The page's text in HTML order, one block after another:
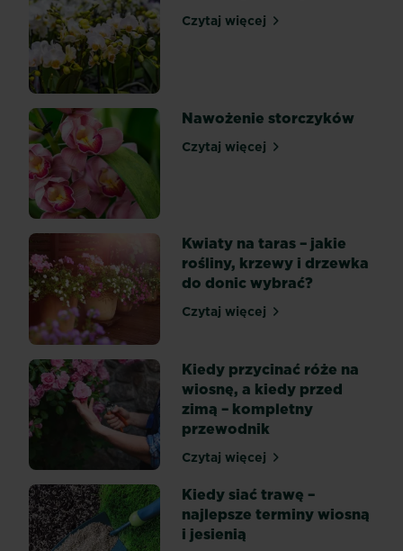
grzybowych,
wirusowych
czy
bakteryjnych.
Większość
z
nich
spowodowanych
jest
błędami
w
pielęgnacji.
nie
uda
nam
się
ich
uniknąć...
Czytaj więcejOdmiany storczyków
Nawożenie storczyków
Czytaj więcejNawożenie storczyków
Kwiaty na taras – jakie
rośliny, krzewy i drzewka
do donic wybrać?
Czytaj więcejKwiaty na taras – jakie
Kiedy przycinać róże na
wiosnę, a kiedy przed
zimą – kompletny
przewodnik
Czytaj więcejKiedy przycinać róże na
Kiedy siać trawę –
najlepsze terminy wiosną
i jesienią